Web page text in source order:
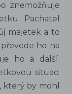
znemožňuje
Pachatel
majetek a to
ho na
ho a další.
situaci
který by mohl